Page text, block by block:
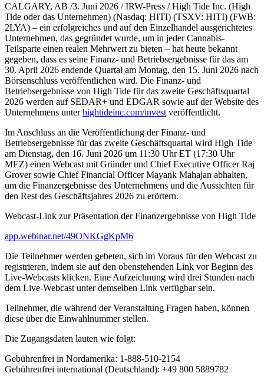
CALGARY, AB /3. Juni 2026 / IRW-Press / High Tide Inc. (High
Tide oder das Unternehmen) (Nasdaq: HITI) (TSXV: HITI) (FWB:
2LYA) – ein erfolgreiches und auf den Einzelhandel ausgerichtetes
Unternehmen, das gegründet wurde, um in jeder Cannabis-
Teilsparte einen realen Mehrwert zu bieten – hat heute bekannt
gegeben, dass es seine Finanz- und Betriebsergebnisse für das am
30. April 2026 endende Quartal am Montag, den 15. Juni 2026 nach
Börsenschluss veröffentlichen wird. Die Finanz- und
Betriebsergebnisse von High Tide für das zweite Geschäftsquartal
2026 werden auf SEDAR+ und EDGAR sowie auf der Website des
Unternehmens unterhightideinc.com/invest veröffentlicht.
Im Anschluss an die Veröffentlichung der Finanz- und
Betriebsergebnisse für das zweite Geschäftsquartal wird High Tide
am Dienstag, den 16. Juni 2026 um 11:30 Uhr ET (17:30 Uhr
MEZ) einen Webcast mit Gründer und Chief Executive Officer Raj
Grover sowie Chief Financial Officer Mayank Mahajan abhalten,
um die Finanzergebnisse des Unternehmens und die Aussichten für
den Rest des Geschäftsjahres 2026 zu erörtern.
Webcast-Link zur Präsentation der Finanzergebnisse von High Tide
app.webinar.net/49ONKGgKpM6
Die Teilnehmer werden gebeten, sich im Voraus für den Webcast zu
registrieren, indem sie auf den obenstehenden Link vor Beginn des
Live-Webcasts klicken. Eine Aufzeichnung wird drei Stunden nach
dem Live-Webcast unter demselben Link verfügbar sein.
Teilnehmer, die während der Veranstaltung Fragen haben, können
diese über die Einwahlnummer stellen.
Die Zugangsdaten lauten wie folgt:
Gebührenfrei in Nordamerika: 1-888-510-2154
Gebührenfrei international (Deutschland): +49 800 5889782